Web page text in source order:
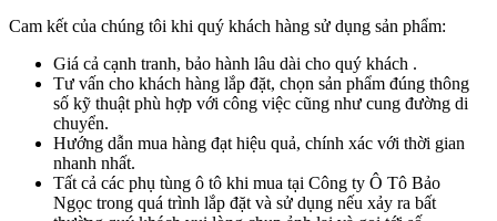
Cam kết của chúng tôi khi quý khách hàng sử dụng sản phẩm:
Giá cả cạnh tranh, bảo hành lâu dài cho quý khách .
Tư vấn cho khách hàng lắp đặt, chọn sản phẩm đúng thông
số kỹ thuật phù hợp với công việc cũng như cung đường di
chuyển.
Hướng dẫn mua hàng đạt hiệu quả, chính xác với thời gian
nhanh nhất.
Tất cả các phụ tùng ô tô khi mua tại Công ty Ô Tô Bảo
Ngọc trong quá trình lắp đặt và sử dụng nếu xảy ra bất